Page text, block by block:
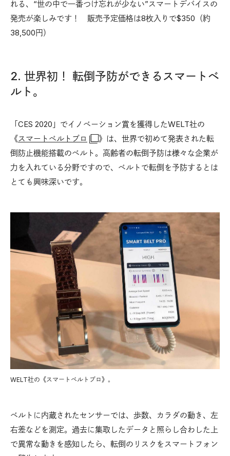
れる、“世の中で一番つけ忘れが少ない”スマートデバイスの
発売が楽しみです！ 販売予定価格は8枚入りで$350（約
38,500円）
2. 世界初！ 転倒予防ができるスマートベ
ルト。
「CES 2020」でイノベーション賞を獲得したWELT社の
《スマートベルトプロ
》は、世界で初めて発表された転
倒防止機能搭載のベルト。高齢者の転倒予防は様々な企業が
力を入れている分野ですので、ベルトで転倒を予防するとは
とても興味深いです。
WELT社の《スマートベルトプロ》。
ベルトに内蔵されたセンサーでは、歩数、カラダの動き、左
右差などを測定。過去に集取したデータと照らし合わした上
で異常な動きを感知したら、転倒のリスクをスマートフォン